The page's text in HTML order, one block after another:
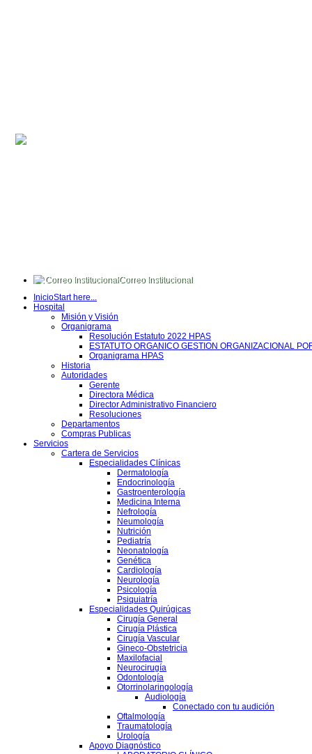
Correo Institucional
Intranet
Quipux
InicioStart here...
Hospital
Misión y Visión
Organigrama
Resolución Estatuto 2022 HPAS
ESTATUTO ORGANICO GESTION ORGANIZACIONAL
Organigrama HPAS
Historia
Autoridades
Gerente
Directora Médica
Director Administrativo Financiero
Resoluciones
Departamentos
Compras Publicas
Servicios
Cartera de Servicios
Especialidades Clínicas
Dermatología
Endocrinología
Gastroenterología
Medicina Interna
Nefrología
Neumología
Nutrición
Pediatría
Neonatología
Genética
Cardiología
Neurología
Psicología
Psiquiatría
Especialidades Quirúgicas
Cirugía General
Cirugía Plástica
Cirugía Vascular
Gineco-Obstetricia
Maxilofacial
Neurocirugía
Odontología
Otorrinolaringología
Audiología
Conectado con tu audición
Oftalmología
Traumatología
Urología
Apoyo Diagnóstico